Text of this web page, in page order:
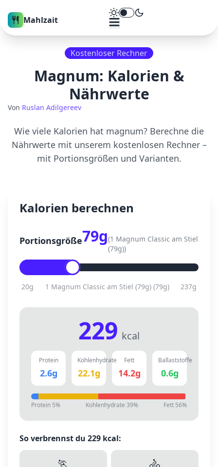
Mahlzait Theme umschalten
Kostenloser Rechner
Magnum: Kalorien &
Nährwerte
Von Ruslan Adilgereev
Wie viele Kalorien hat magnum? Berechne die
Nährwerte mit unserem kostenlosen Rechner –
mit Portionsgrößen und Varianten.
Kalorien berechnen
Portionsgröße79g(1 Magnum Classic am Stiel
(79g))
20g 1 Magnum Classic am Stiel (79g)(79g) 237g
229 kcal
Protein
2.6g
Kohlenhydrate
22.1g
Fett
14.2g
Ballaststoffe
0.6g
Protein 5% Kohlenhydrate 39% Fett 56%
So verbrennst du 229 kcal:
🏃 🚴